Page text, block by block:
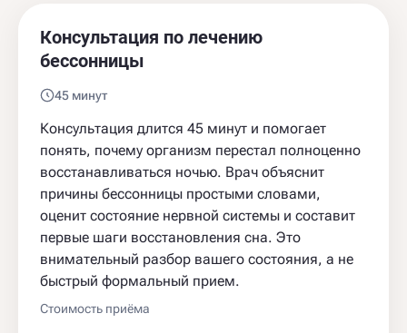
Консультация по лечению
бессонницы
45 минут
Консультация длится 45 минут и помогает
понять, почему организм перестал полноценно
восстанавливаться ночью. Врач объяснит
причины бессонницы простыми словами,
оценит состояние нервной системы и составит
первые шаги восстановления сна. Это
внимательный разбор вашего состояния, а не
быстрый формальный прием.
Стоимость приёма